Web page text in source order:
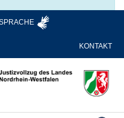
KONTAKT